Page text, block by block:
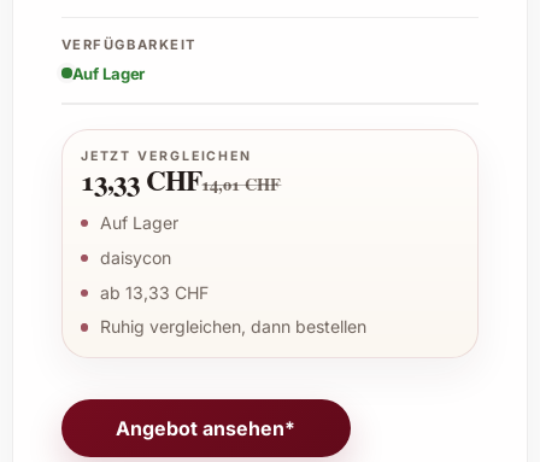
VERFÜGBARKEIT
Auf Lager
JETZT VERGLEICHEN
13,33 CHF14,01 CHF
Auf Lager
daisycon
ab 13,33 CHF
Ruhig vergleichen, dann bestellen
Angebot ansehen*